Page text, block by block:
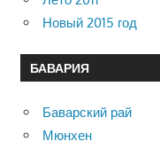
Новый 2015 год
БАВАРИЯ
Баварский рай
Мюнхен